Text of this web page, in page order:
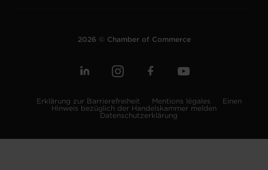
2026 © Chamber of Commerce
Erklärung zur Barrierefreiheit Mentions légales
Einen
Hinweis bezüglich der Handelskammer melden
Datenschutzerklärung